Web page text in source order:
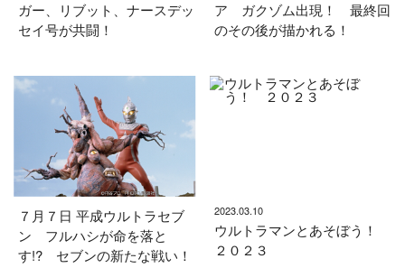
ガー、リブット、ナースデッ
セイ号が共闘！
ア ガクゾム出現！ 最終回
のその後が描かれる！
７月７日 平成ウルトラセブ
ン フルハシが命を落と
す!? セブンの新たな戦い！
2023.03.10
ウルトラマンとあそぼう！
２０２３